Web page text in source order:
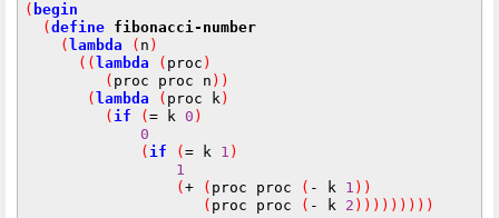
( begin
(define fibonacci-number
( lambda ( n )
(( lambda ( proc )
( proc proc n ))
( lambda ( proc k)
( if (= k 0 )
0
( if (= k 1 )
1
(+ ( proc proc ( - k 1 ))
( proc proc ( - k 2 )))))))))